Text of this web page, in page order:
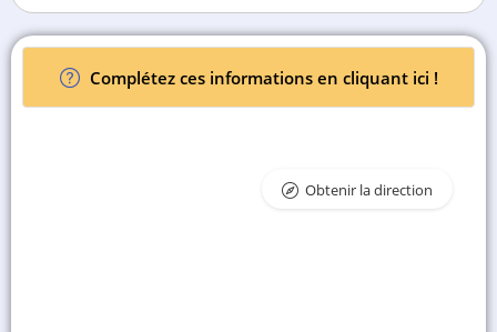
Complétez ces informations en cliquant ici !
Obtenir la direction